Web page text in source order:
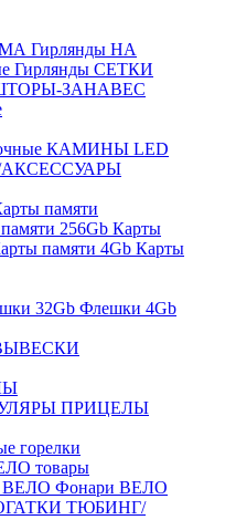
Гирлянды НА
Гирлянды СЕТКИ
ЗАНАВЕС
КАМИНЫ LED
памяти
256Gb Карты
памяти 4Gb Карты
32Gb Флешки 4Gb
ПРИЦЕЛЫ
горелки
товары
ВЕЛО Фонари ВЕЛО
ТЮБИНГ/